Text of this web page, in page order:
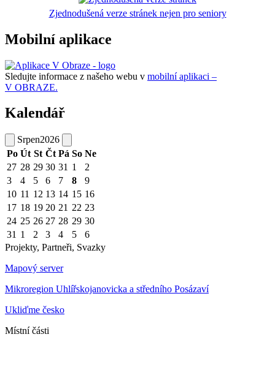
Zjednodušená verze stránek nejen pro seniory
Mobilní aplikace
Sledujte informace z našeho webu v mobilní aplikaci –
V OBRAZE.
Kalendář
Srpen2026
Po Út St Čt Pá So Ne
27 28 29 30 31 1
2
3
4 5 6 7 8
9
10 11 12 13 14 15 16
17 18 19 20 21 22 23
24 25 26 27 28 29 30
31 1 2 3 4 5
6
Projekty, Partneři, Svazky
Mapový server
Mikroregion Uhlířskojanovicka a středního Posázaví
Ukliďme česko
Místní části